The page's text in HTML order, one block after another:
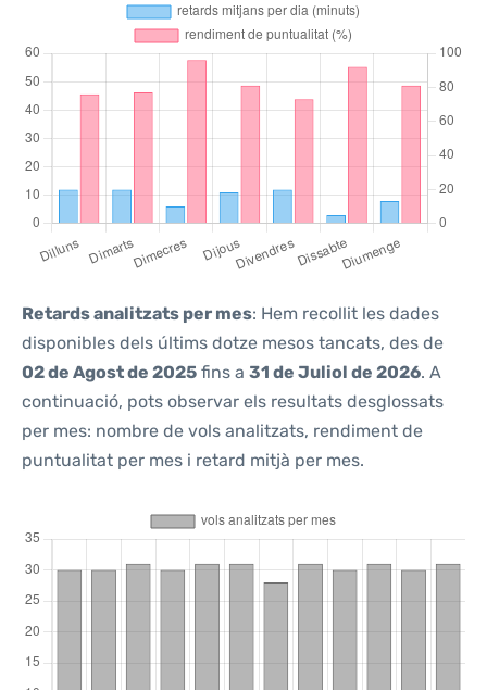
Retards analitzats per mes: Hem recollit les dades
disponibles dels últims dotze mesos tancats, des de
02 de Agost de 2025 fins a 31 de Juliol de 2026. A
continuació, pots observar els resultats desglossats
per mes: nombre de vols analitzats, rendiment de
puntualitat per mes i retard mitjà per mes.